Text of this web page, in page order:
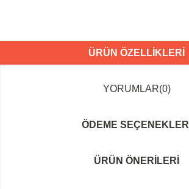
ÜRÜN ÖZELLIKLERI
YORUMLAR(0)
ÖDEME SEÇENEKLERI
ÜRÜN ÖNERILERI